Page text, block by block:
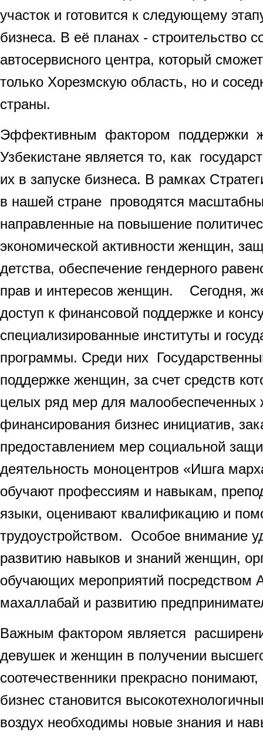
участок и готовится к следующему
бизнеса. В её планах - строительство
автосервисного центра, который
только Хорезмскую область, но и
страны.
Эффективным фактором поддержки
Узбекистане является то, как
их в запуске бизнеса. В рамках
в нашей стране проводятся
направленные на повышение
экономической активности женщин,
детства, обеспечение гендерного
прав и интересов женщин. Сегодня,
доступ к финансовой поддержке и
специализированные институты и
программы. Среди них
поддержке женщин, за счет средств
целых ряд мер для малообеспеченных
финансирования бизнес инициатив,
предоставлением мер социальной
деятельность моноцентров «Ишга
обучают профессиям и навыкам,
языки, оценивают квалификацию и
трудоустройством. Особое внимание
развитию навыков и знаний женщин,
обучающих мероприятий посредством
махаллабай и развитию
Важным фактором является
девушек и женщин в получении
соотечественники прекрасно
бизнес становится
воздух необходимы новые знания и